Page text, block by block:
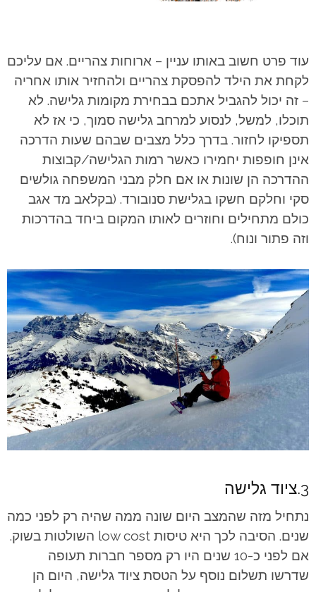
עוד פרט חשוב באותו עניין – ארוחות צהריים. אם עליכם
לקחת את הילד להפסקת צהריים ולהחזיר אותו אחריה
– זה יכול להגביל אתכם בבחירת מקומות גלישה. לא
תוכלו, למשל, לנסוע למרחב גלישה סמוך, כי אז לא
תספיקו לחזור. בדרך כלל מצבים שבהם שעות הדרכה
אינן חופפות יחמירו כאשר רמות הגלישה/קבוצות
ההדרכה הן שונות או אם חלק מבני המשפחה גולשים
סקי וחלקם חשקו בגלישת סנובורד. (בקלאב מד אגב
כולם מתחילים וחוזרים לאותו המקום ביחד בהדרכות
וזה פתור ונוח).
3.ציוד גלישה
נתחיל מזה שהמצב היום שונה ממה שהיה רק לפני כמה
שנים. הסיבה לכך היא טיסות low cost השולטות בשוק.
אם לפני כ-10 שנים היו רק מספר חברות תעופה
שדרשו תשלום נוסף על הטסת ציוד גלישה, היום הן